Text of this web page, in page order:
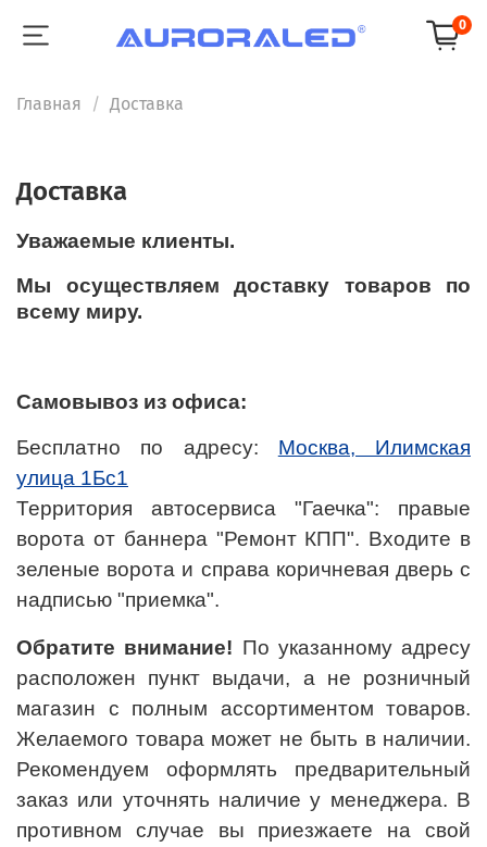
0
Главная Доставка
Доставка
Уважаемые клиенты.
Мы осуществляем доставку товаров по
всему миру.
Самовывоз из офиса:
Бесплатно по адресу: Москва, Илимская
улица 1Бс1
Территория автосервиса "Гаечка": правые
ворота от баннера "Ремонт КПП". Входите в
зеленые ворота и справа коричневая дверь с
надписью "приемка".
Обратите внимание! По указанному адресу
расположен пункт выдачи, а не розничный
магазин с полным ассортиментом товаров.
Желаемого товара может не быть в наличии.
Рекомендуем оформлять предварительный
заказ или уточнять наличие у менеджера. В
противном случае вы приезжаете на свой